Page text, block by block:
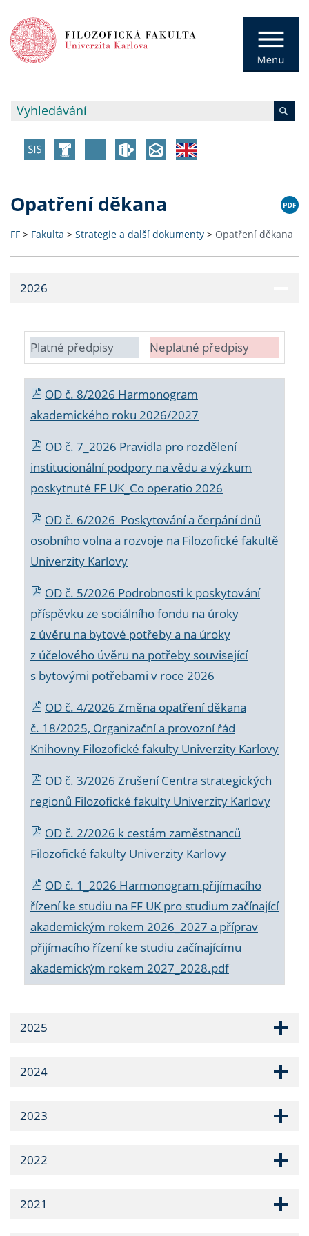
Opatření děkana
FF > Fakulta > Strategie a další dokumenty > Opatření děkana
2026
Platné předpisy Neplatné předpisy
OD č. 8/2026 Harmonogram
akademického roku 2026/2027
OD č. 7_2026 Pravidla pro rozdělení
institucionální podpory na vědu a výzkum
poskytnuté FF UK_Co operatio 2026
OD č. 6/2026 Poskytování a čerpání dnů
osobního volna a rozvoje na Filozofické fakultě
Univerzity Karlovy
OD č. 5/2026 Podrobnosti k poskytování
příspěvku ze sociálního fondu na úroky
z úvěru na bytové potřeby a na úroky
z účelového úvěru na potřeby související
s bytovými potřebami v roce 2026
OD č. 4/2026 Změna opatření děkana
č. 18/2025, Organizační a provozní řád
Knihovny Filozofické fakulty Univerzity Karlovy
OD č. 3/2026 Zrušení Centra strategických
regionů Filozofické fakulty Univerzity Karlovy
OD č. 2/2026 k cestám zaměstnanců
Filozofické fakulty Univerzity Karlovy
OD č. 1_2026 Harmonogram přijímacího
řízení ke studiu na FF UK pro studium začínající
akademickým rokem 2026_2027 a příprav
přijímacího řízení ke studiu začínajícímu
akademickým rokem 2027_2028.pdf
2025
2024
2023
2022
2021